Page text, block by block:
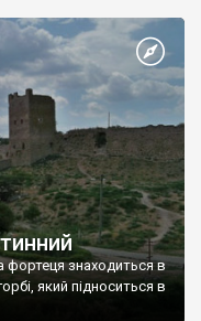
фортеця знаходиться в
який підноситься в